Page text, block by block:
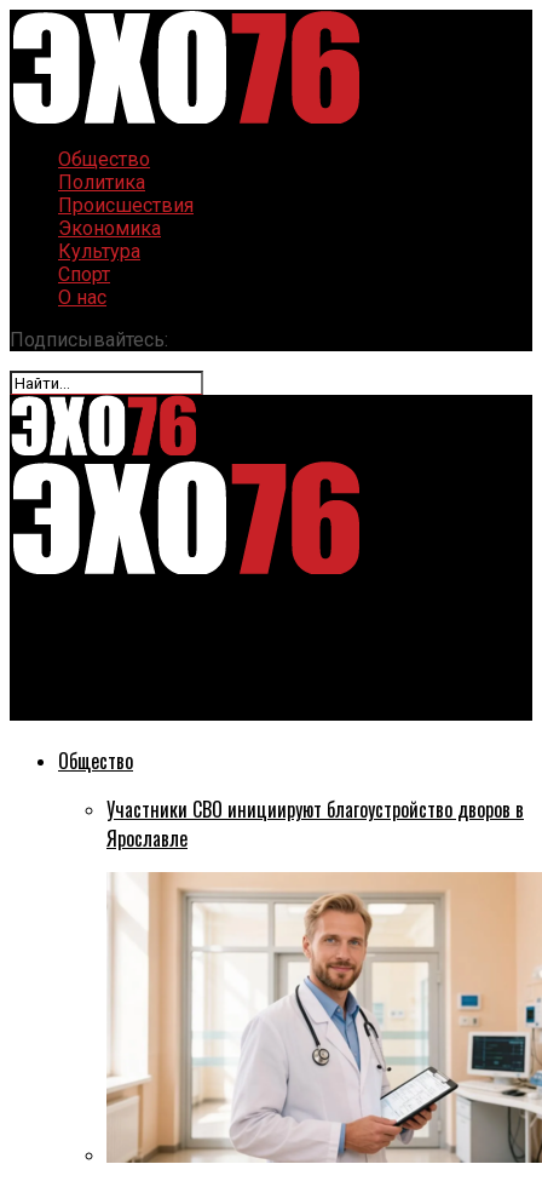
Общество
Политика
Происшествия
Экономика
Культура
Спорт
О нас
Подписывайтесь:
Общество
Участники СВО инициируют благоустройство дворов в
Ярославле